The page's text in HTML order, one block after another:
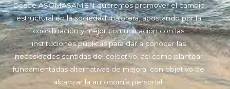
Desde ASOMASAMEN queremos promover el cambio
estructural en la sociedad majorera, apostando por la
coordinación y mejor comunicación con las
instituciones públicas para dar a conocer las
necesidades sentidas del colectivo, así como plantear
fundamentadas alternativas de mejora; con objetivo de
alcanzar la autonomía personal.